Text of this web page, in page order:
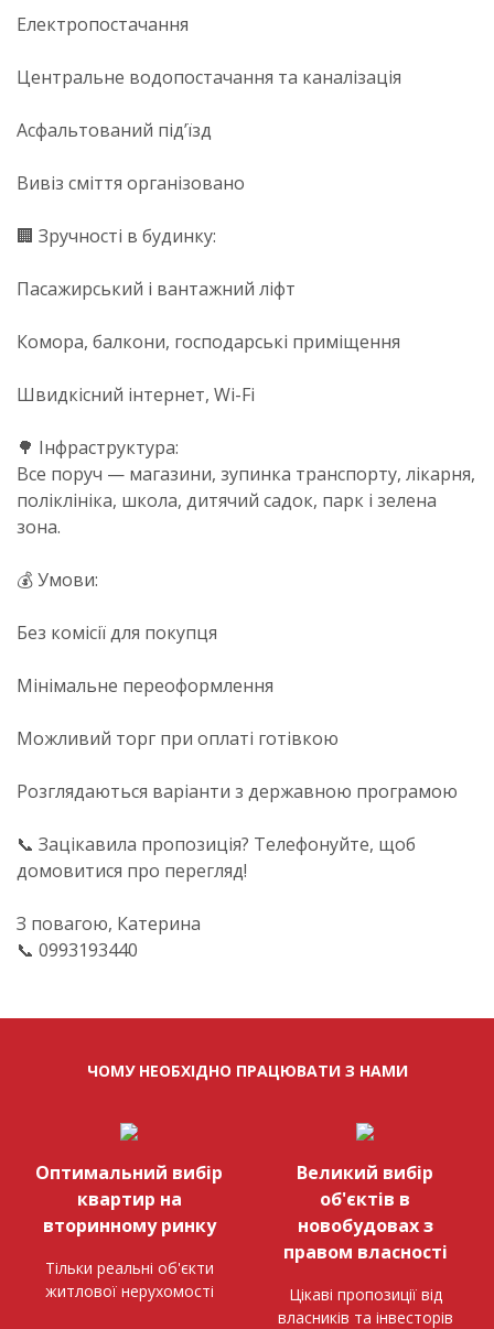
Електропостачання
Центральне водопостачання та каналізація
Асфальтований під’їзд
Вивіз сміття організовано
🏢 Зручності в будинку:
Пасажирський і вантажний ліфт
Комора, балкони, господарські приміщення
Швидкісний інтернет, Wi-Fi
🌳 Інфраструктура:
Все поруч — магазини, зупинка транспорту, лікарня,
поліклініка, школа, дитячий садок, парк і зелена
зона.
💰 Умови:
Без комісії для покупця
Мінімальне переоформлення
Можливий торг при оплаті готівкою
Розглядаються варіанти з державною програмою
📞 Зацікавила пропозиція? Телефонуйте, щоб
домовитися про перегляд!
З повагою, Катерина
📞 0993193440
ЧОМУ НЕОБХІДНО ПРАЦЮВАТИ З НАМИ
Оптимальний вибір
квартир на
вторинному ринку
Тільки реальні об'єкти
житлової нерухомості
Великий вибір
об'єктів в
новобудовах з
правом власності
Цікаві пропозиції від
власників та інвесторів